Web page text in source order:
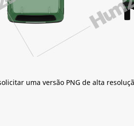
uma versão PNG de alta